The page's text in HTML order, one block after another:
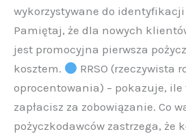
wykorzystywane do
Pamiętaj, że dla nowych
jest promocyjna pierwsza
kosztem.
RRSO (rzeczywista
oprocentowania) – pokazuje,
zapłacisz za zobowiązanie. Co
pożyczkodawców zastrzega, że